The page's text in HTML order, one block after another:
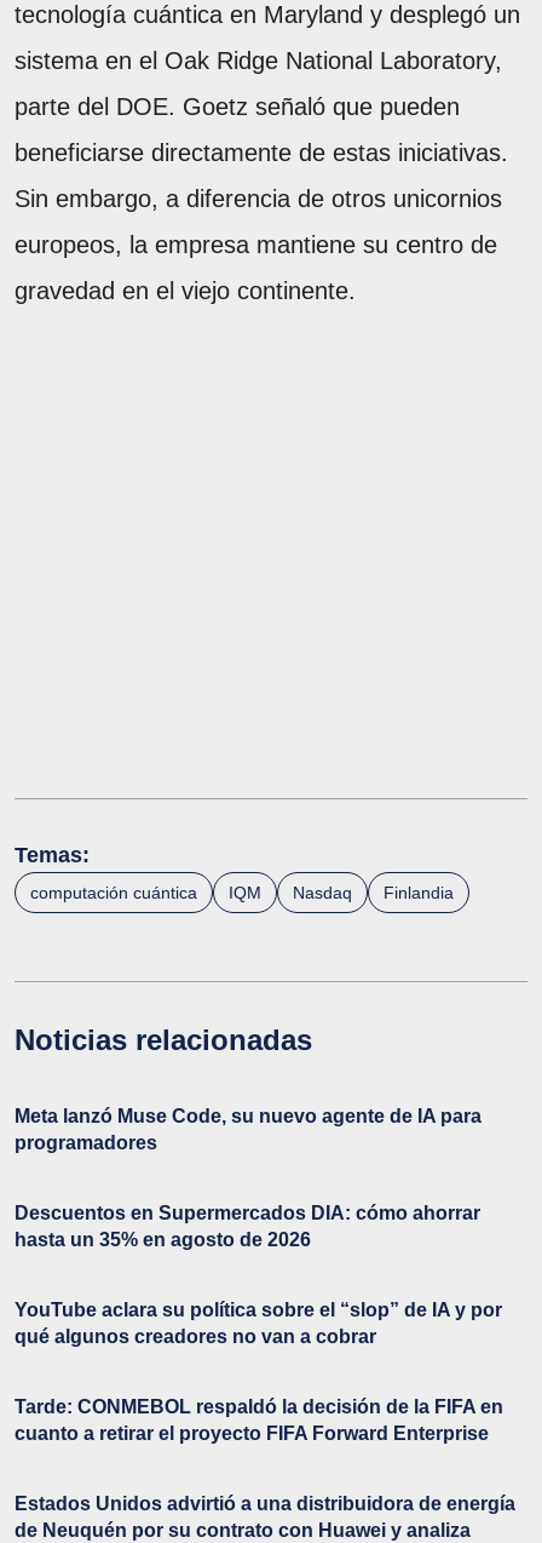
tecnología cuántica en Maryland y desplegó un
sistema en el Oak Ridge National Laboratory,
parte del DOE. Goetz señaló que pueden
beneficiarse directamente de estas iniciativas.
Sin embargo, a diferencia de otros unicornios
europeos, la empresa mantiene su centro de
gravedad en el viejo continente.
Temas:
computación cuántica IQM Nasdaq Finlandia
Noticias relacionadas
Meta lanzó Muse Code, su nuevo agente de IA para
programadores
Descuentos en Supermercados DIA: cómo ahorrar
hasta un 35% en agosto de 2026
YouTube aclara su política sobre el “slop” de IA y por
qué algunos creadores no van a cobrar
Tarde: CONMEBOL respaldó la decisión de la FIFA en
cuanto a retirar el proyecto FIFA Forward Enterprise
Estados Unidos advirtió a una distribuidora de energía
de Neuquén por su contrato con Huawei y analiza